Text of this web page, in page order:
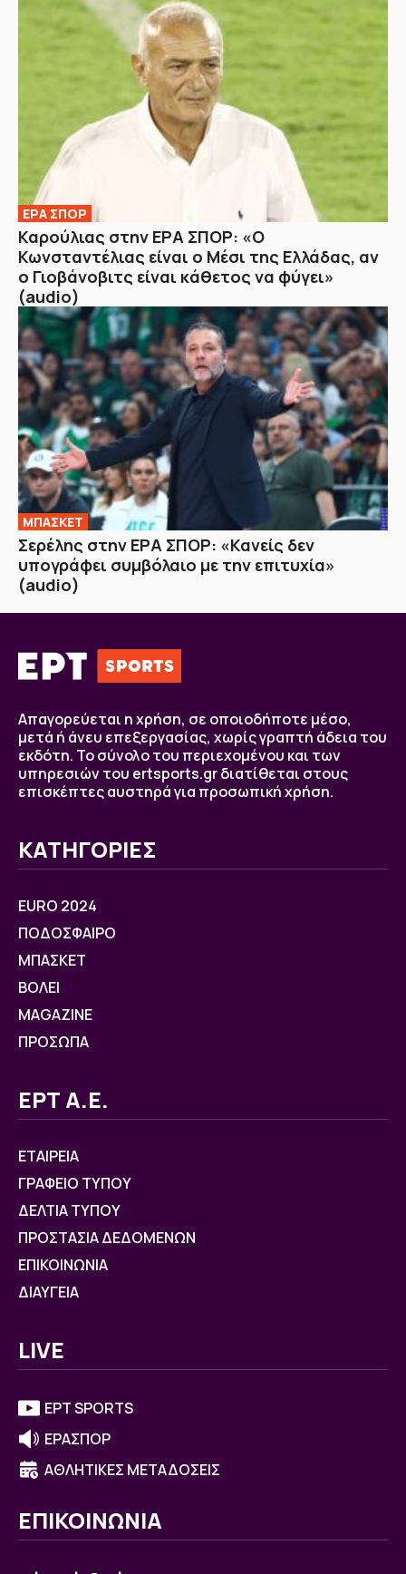
ΕΡΑ ΣΠΟΡ
Καρούλιας στην ΕΡΑ ΣΠΟΡ: «Ο
Κωνσταντέλιας είναι ο Μέσι της Ελλάδας, αν
ο Γιοβάνοβιτς είναι κάθετος να φύγει»
(audio)
ΜΠΑΣΚΕΤ
Σερέλης στην ΕΡΑ ΣΠΟΡ: «Κανείς δεν
υπογράφει συμβόλαιο με την επιτυχία»
(audio)
Απαγορεύεται η χρήση, σε οποιοδήποτε μέσο,
μετά ή άνευ επεξεργασίας, χωρίς γραπτή άδεια του
εκδότη. Το σύνολο του περιεχομένου και των
υπηρεσιών του ertsports.gr διατίθεται στους
επισκέπτες αυστηρά για προσωπική χρήση.
ΚΑΤΗΓΟΡΙΕΣ
EURO 2024
ΠΟΔΟΣΦΑΙΡΟ
ΜΠΑΣΚΕΤ
ΒOΛΕΙ
MAGAZINE
ΠΡΟΣΩΠΑ
ΕΡΤ Α.Ε.
ΕΤΑΙΡΕΙΑ
ΓΡΑΦΕΙΟ ΤΥΠΟΥ
ΔΕΛΤΙΑ ΤΥΠΟΥ
ΠΡΟΣΤΑΣΙΑ ΔΕΔΟΜΕΝΩΝ
ΕΠΙΚΟΙΝΩΝΙΑ
ΔΙΑΥΓΕΙΑ
LIVE
ΕΡΤ SPORTS
ΕΡΑΣΠΟΡ
ΑΘΛΗΤΙΚΕΣ ΜΕΤΑΔΟΣΕΙΣ
ΕΠΙΚΟΙΝΩΝΙΑ